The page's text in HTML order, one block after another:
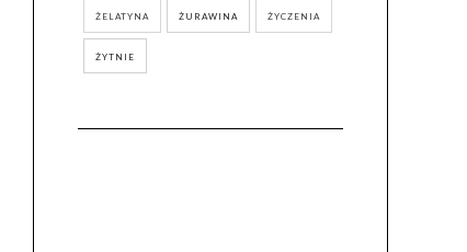
ŻELATYNA ŻURAWINA ŻYCZENIA
ŻYTNIE